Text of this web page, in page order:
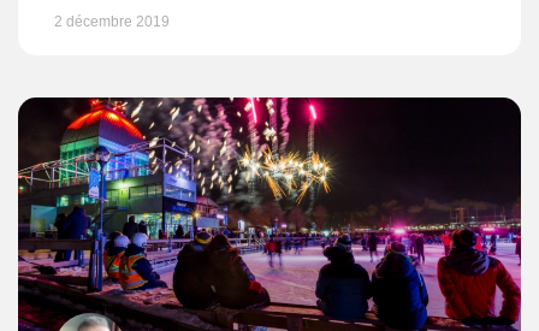
2 décembre 2019